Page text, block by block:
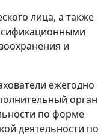
лица, а также
и
ежегодно
орган
по форме
деятельности по